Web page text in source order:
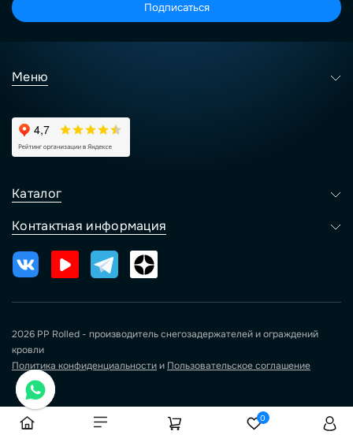
0
Подписаться
Меню
Каталог
Контактная информация
2026 PP Rolled - производитель снегозадержателей и ограждений
кровли
Политика конфиденциальностии Пользовательское соглашение